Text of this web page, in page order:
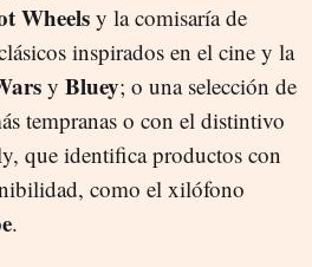
Wheels y la comisaría de
inspirados en el cine y la
y Bluey; o una selección de
tempranas o con el distintivo
que identifica productos con
como el xilófono
.